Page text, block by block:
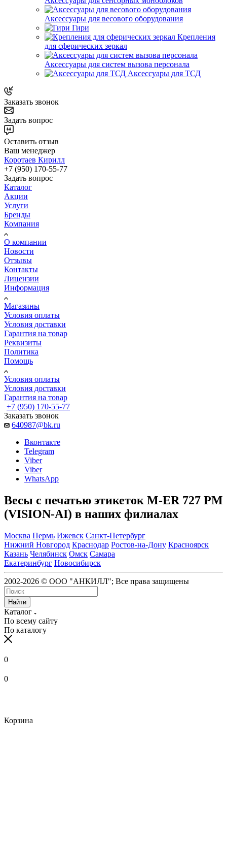
Аксессуары для весового оборудования
Гири
Крепления
для сферических зеркал
Аксессуары для систем вызова персонала
Аксессуары для ТСД
Заказать звонок
Задать вопрос
Оставить отзыв
Ваш менеджер
Коротаев Кирилл
+7 (950) 170-55-77
Задать вопрос
Каталог
Акции
Услуги
Бренды
Компания
О компании
Новости
Отзывы
Контакты
Лицензии
Информация
Магазины
Условия оплаты
Условия доставки
Гарантия на товар
Реквизиты
Политика
Помощь
Условия оплаты
Условия доставки
Гарантия на товар
+7 (950) 170-55-77
Заказать звонок
640987@bk.ru
Вконтакте
Telegram
Viber
Viber
WhatsApp
Весы с печатью этикеток M-ER 727 PM
(VISION-AI) в наших филиалах
Москва Пермь Ижевск Санкт-Петербург
Нижний Новгород Краснодар Ростов-на-Дону Красноярск
Казань Челябинск Омск Самара
Екатеринбург Новосибирск
2002-2026 © ООО "АНКИЛЛ"; Все права защищены
Найти
Каталог
По всему сайту
По каталогу
0
0
Корзина